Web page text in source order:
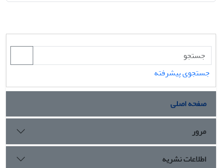
جستجوی پیشرفته
صفحه اصلی
مرور
اطلاعات نشریه